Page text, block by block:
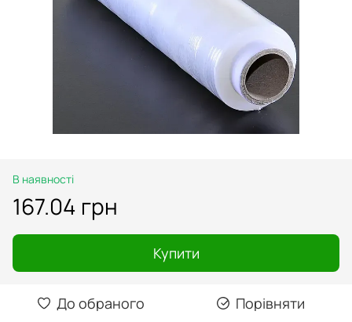
В наявності
167.04 грн
Купити
До обраного Порівняти